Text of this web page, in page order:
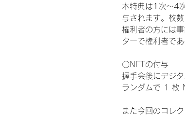
本特典は1次〜4
与されます。枚
権利者の方には
ターで権利者で
〇NFTの付与
握手会後にデジ
ランダムで 1 枚
また今回のコレ